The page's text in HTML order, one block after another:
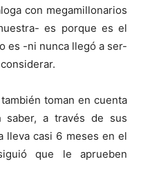
con megamillonarios
es porque es el
es -ni nunca llegó a ser-
toman en cuenta
saber, a través de sus
lleva casi 6 meses en el
que le aprueben